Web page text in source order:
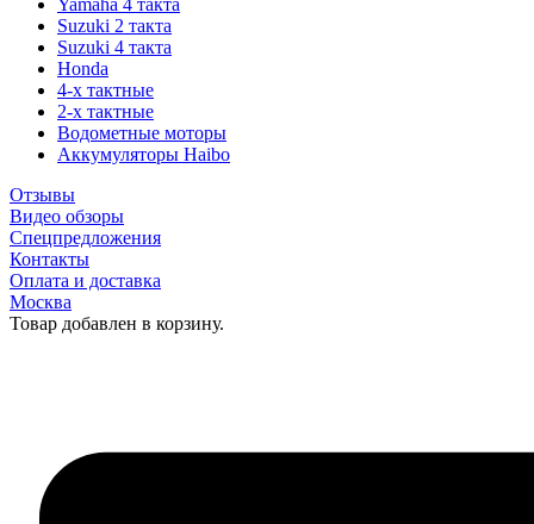
Suzuki 2 такта
Suzuki 4 такта
Honda
4-х тактные
2-х тактные
Водометные моторы
Аккумуляторы Haibo
Отзывы
Видео обзоры
Спецпредложения
Контакты
Оплата и доставка
Москва
Товар добавлен в корзину.